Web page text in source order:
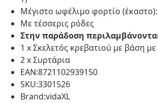
Μέγιστο ωφέλιμο φορτίο
Με τέσσερις ρόδες
Στην παράδοση
1 x Σκελετός κρεβατιού με βάση με
2 x Συρτάρια
EAN:8721102939150
SKU:3301526
Brand:vidaXL